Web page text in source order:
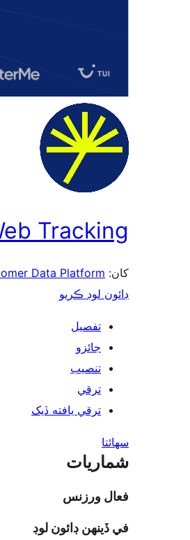
Tracking
کان: Data Platform
ڊائون لوڊ ڪريو
تفصيل
جائزو
تنصيب
ترقي
ترقي يافته ڏيک
سھائتا
شماريات
فعال ورزنس
في ڏينهن ڊائون لوڊ